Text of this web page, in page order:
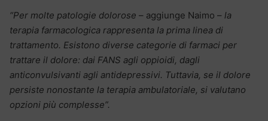
“Per molte patologie dolorose – aggiunge Naimo – la
terapia farmacologica rappresenta la prima linea di
trattamento. Esistono diverse categorie di farmaci per
trattare il dolore: dai FANS agli oppioidi, dagli
anticonvulsivanti agli antidepressivi. Tuttavia, se il dolore
persiste nonostante la terapia ambulatoriale, si valutano
opzioni più complesse”.